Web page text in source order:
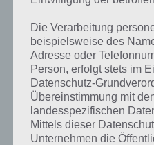
Die Verarbeitung
beispielsweise des
Adresse oder
Person, erfolgt stets im
Datenschutz-
Übereinstimmung mit
landesspezifischen
Mittels dieser
Unternehmen die